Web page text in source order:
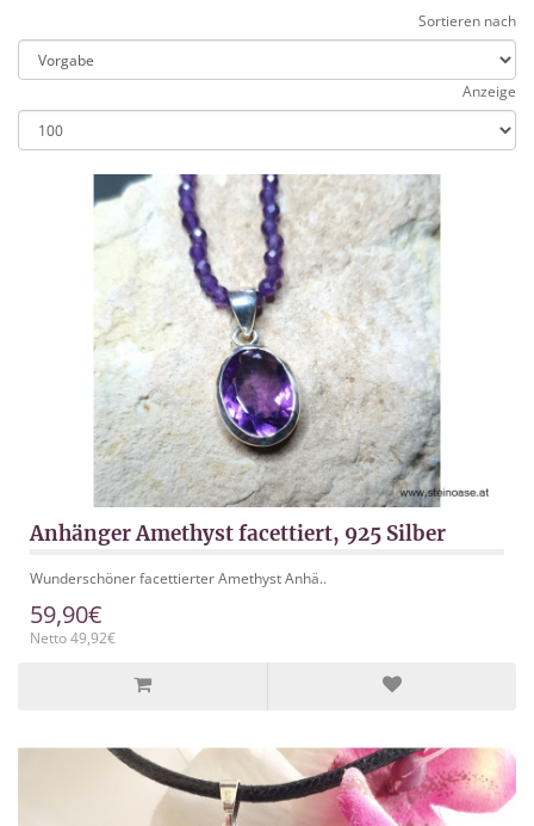
Sortieren nach
Anzeige
Anhänger Amethyst facettiert, 925 Silber
Wunderschöner facettierter Amethyst Anhä..
59,90€
Netto 49,92€